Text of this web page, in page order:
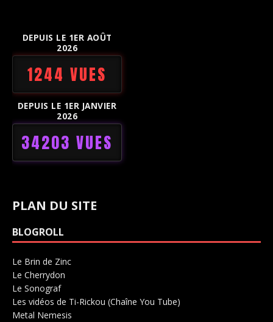
DEPUIS LE 1ER AOÛT
2026
1244 VUES
DEPUIS LE 1ER JANVIER
2026
34203 VUES
PLAN DU SITE
BLOGROLL
Le Brin de Zinc
Le Cherrydon
Le SonografSalle de concerts 0
Les vidéos de Ti-Rickou (Chaîne You Tube)
Metal Nemesis